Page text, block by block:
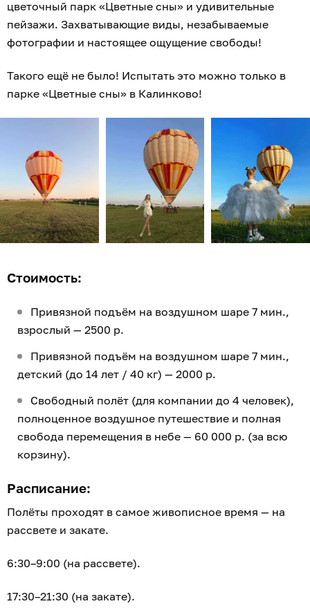
цветочный парк «Цветные сны» и удивительные
пейзажи. Захватывающие виды, незабываемые
фотографии и настоящее ощущение свободы!
Такого ещё не было! Испытать это можно только в
парке «Цветные сны» в Калинково!
Стоимость:
Привязной подъём на воздушном шаре 7 мин.,
взрослый — 2500 р.
Привязной подъём на воздушном шаре 7 мин.,
детский (до 14 лет / 40 кг) — 2000 р.
Свободный полёт (для компании до 4 человек),
полноценное воздушное путешествие и полная
свобода перемещения в небе — 60 000 р. (за всю
корзину).
Расписание:
Полёты проходят в самое живописное время — на
рассвете и закате.
6:30–9:00 (на рассвете).
17:30–21:30 (на закате).